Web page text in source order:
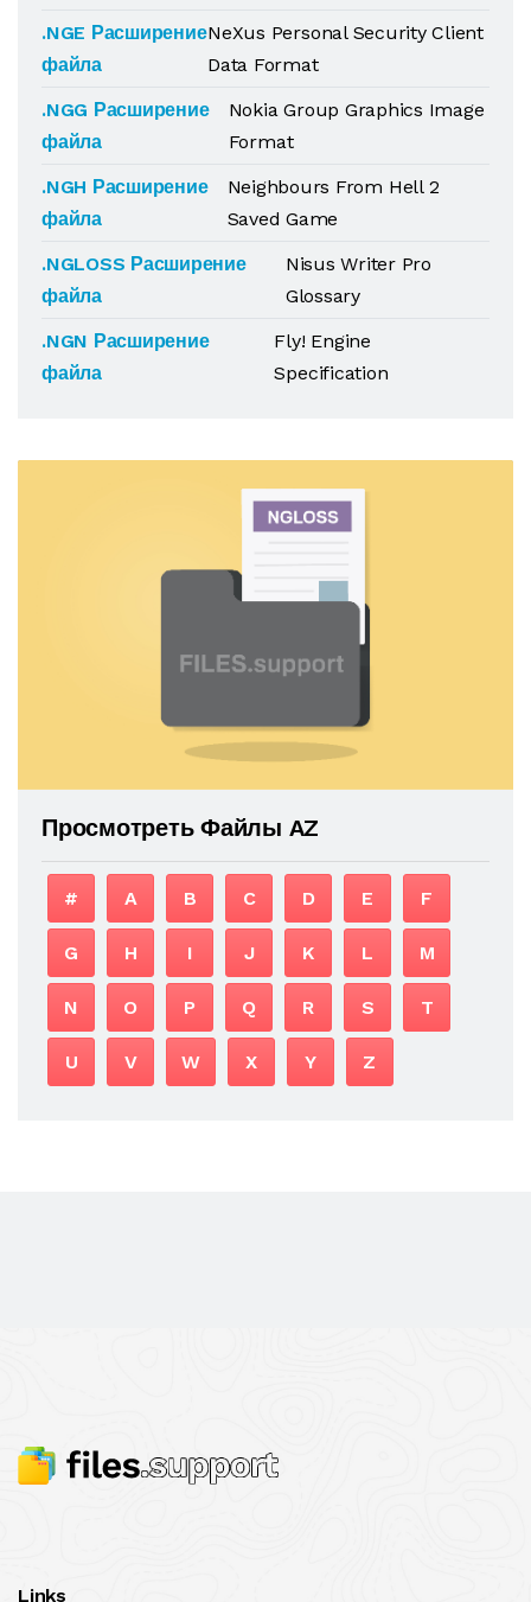
.NGE Расширение
файла
NeXus Personal Security Client
Data Format
.NGG Расширение
файла
Nokia Group Graphics Image
Format
.NGH Расширение
файла
Neighbours From Hell 2
Saved Game
.NGLOSS Расширение
файла
Nisus Writer Pro
Glossary
.NGN Расширение
файла
Fly! Engine
Specification
Просмотреть Файлы AZ
# A B C D E F
G H I J K L M
N O P Q R S T
U V W X Y Z
Links